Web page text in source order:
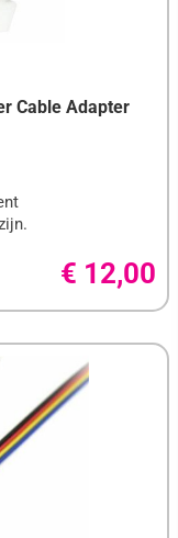
Cable Adapter
€ 12,00